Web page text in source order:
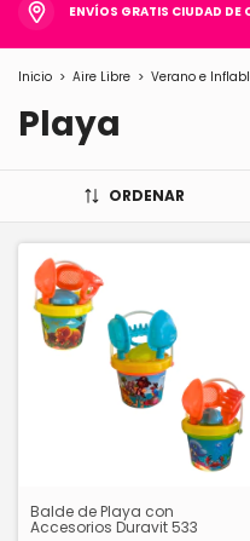
ENVÍOS GRATIS CIUDAD DE
Inicio > Aire Libre > Verano e
Playa
ORDENAR
Balde de Playa con
Accesorios Duravit 533